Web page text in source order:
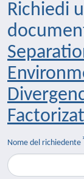
Richiedi
Nome del richiedente